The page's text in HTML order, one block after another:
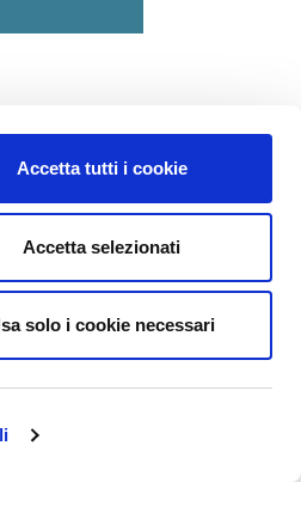
Accetta tutti i cookie
Accetta selezionati
solo i cookie necessari